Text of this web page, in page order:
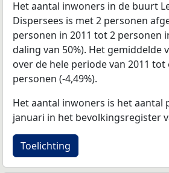
Het aantal inwoners in de buurt
Dispersees is met 2 personen
personen in 2011 tot 2 personen
daling van 50%). Het gemiddelde
over de hele periode van 2011 tot
personen (-4,49%).
Het aantal inwoners is het aantal
januari in het bevolkingsregister
Toelichting